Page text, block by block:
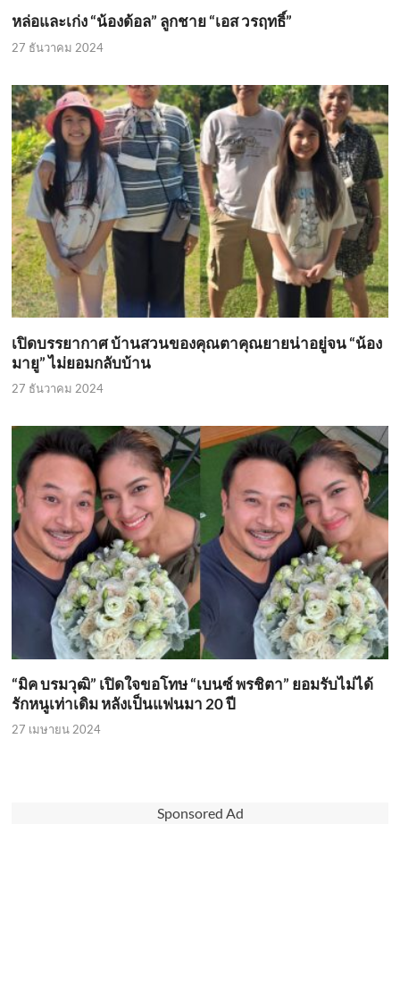
หล่อและเก่ง “น้องด้อล” ลูกชาย “เอส วรฤทธิ์”
27 ธันวาคม 2024
เปิดบรรยากาศ บ้านสวนของคุณตาคุณยายน่าอยู่จน “น้อง
มายู” ไม่ยอมกลับบ้าน
27 ธันวาคม 2024
“มิค บรมวุฒิ” เปิดใจขอโทษ “เบนซ์ พรชิตา” ยอมรับไม่ได้
รักหนูเท่าเดิม หลังเป็นแฟนมา 20 ปี
27 เมษายน 2024
Sponsored Ad